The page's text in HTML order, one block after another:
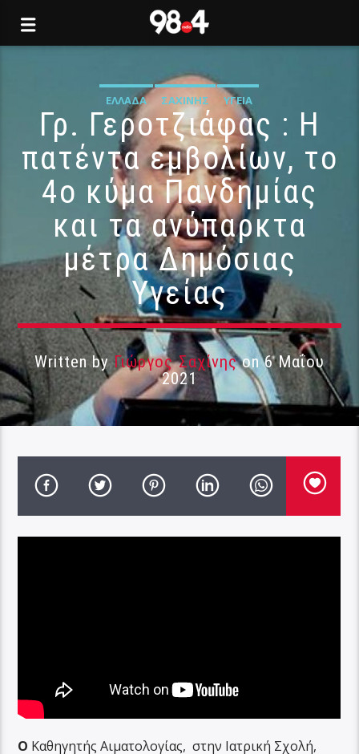
ΕΛΛΆΔΑ ΣΑΧΊΝΗΣ ΥΓΕΊΑ
Γρ. Γεροτζιάφας : Η
πατέντα εμβολίων, το
4ο κύμα Πανδημίας
και τα ανύπαρκτα
μέτρα Δημόσιας
Υγείας
Written byΓιώργος Σαχίνηςon 6 Μαΐου
2021
Ο Καθηγητής Αιματολογίας, στην Ιατρική Σχολή,